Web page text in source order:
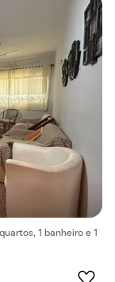
1 banheiro e 1